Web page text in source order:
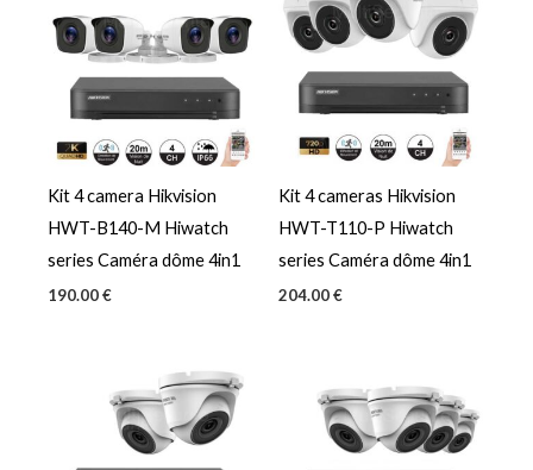
Kit 4 camera Hikvision
HWT-B140-M Hiwatch
series Caméra dôme 4in1
190.00€
Kit 4 cameras Hikvision
HWT-T110-P Hiwatch
series Caméra dôme 4in1
204.00€